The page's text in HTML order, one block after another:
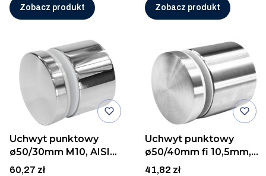
Zobacz produkt Zobacz produkt
Uchwyt punktowy
ø50/30mm M10, AISI
304, POLER
Cena
60,27 zł
Uchwyt punktowy
ø50/40mm fi 10,5mm,
AISI 304, SZLIF
Cena
41,82 zł